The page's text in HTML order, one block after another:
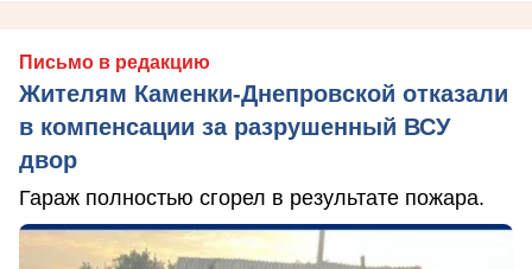
Письмо в редакцию
Жителям Каменки-Днепровской отказали
в компенсации за разрушенный ВСУ
двор
Гараж полностью сгорел в результате пожара.